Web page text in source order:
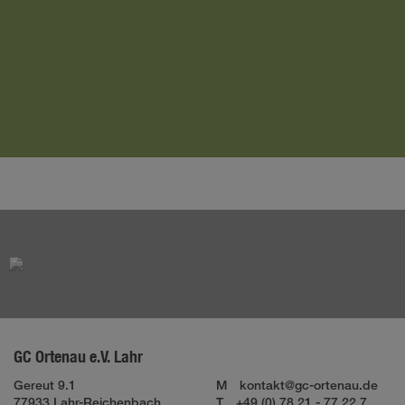
GC Ortenau e.V. Lahr
Gereut 9.1
77933 Lahr-Reichenbach
M
kontakt@gc-ortenau.de
T
+49 (0) 78 21 - 77 22 7